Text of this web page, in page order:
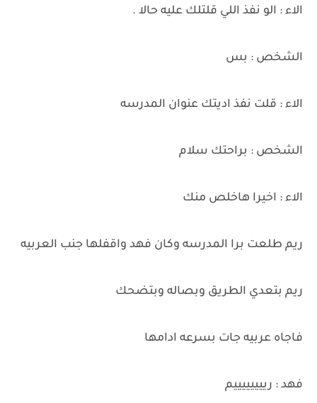
الاء : الو نفذ اللي قلتلك عليه حالا .
الشخص : بس
الاء : قلت نفذ اديتك عنوان المدرسه
الشخص : براحتك سلام
الاء : اخيرا هاخلص منك
ريم طلعت برا المدرسه وكان فهد واقفلها جنب العربيه
ريم بتعدي الطريق وبصاله وبتضحك
فاجاه عربيه جات بسرعه ادامها
فهد : رييييييييم